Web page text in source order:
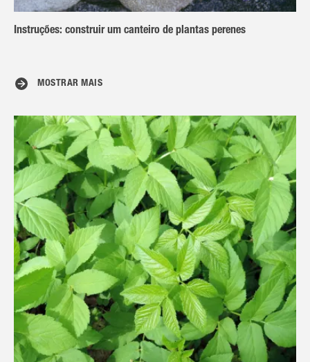
Instruções: construir um canteiro de plantas perenes
MOSTRAR MAIS